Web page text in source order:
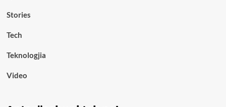
Stories
Tech
Teknologjia
Video